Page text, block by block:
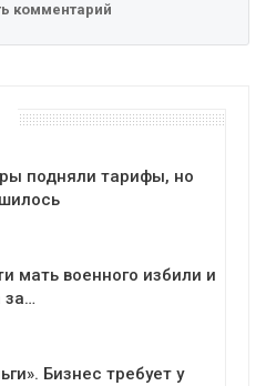
комментарий
подняли тарифы, но
мать военного избили и
за…
Бизнес требует у